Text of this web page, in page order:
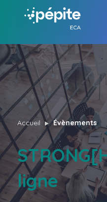
Accueil Évènements
ligne